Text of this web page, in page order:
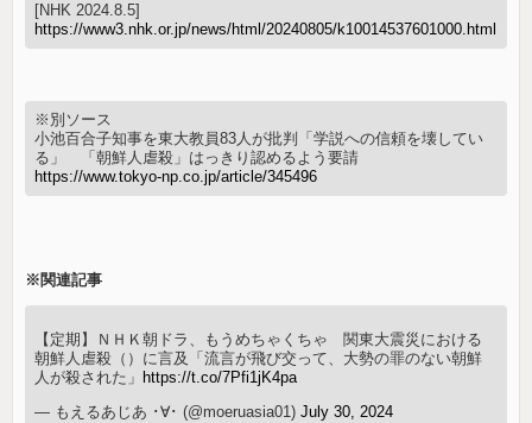
[NHK 2024.8.5]
https://www3.nhk.or.jp/news/html/20240805/k10014537601000.html
※別ソース
小池百合子知事を東大教員83人が批判「学説への信頼を壊してい
る」 「朝鮮人虐殺」はっきり認めるよう要請
https://www.tokyo-np.co.jp/article/345496
※関連記事
【定期】ＮＨＫ朝ドラ、もうめちゃくちゃ 関東大震災における
朝鮮人虐殺（）に言及「流言が飛び交って、大勢の罪のない朝鮮
人が殺された」 https://t.co/7Pfi1jK4pa
— もえるあじあ ･∀･ (@moeruasia01)July 30, 2024